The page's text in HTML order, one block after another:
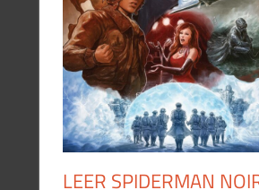
LEER SPIDERMAN